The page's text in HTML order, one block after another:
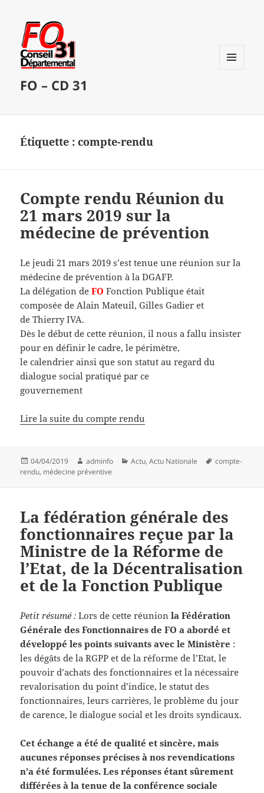
FO – CD 31
Étiquette :compte-rendu
Compte rendu Réunion du
21 mars 2019 sur la
médecine de prévention
Le jeudi 21 mars 2019 s’est tenue une réunion sur la
médecine de prévention à la DGAFP.
La délégation deFO Fonction Publique était
composée de Alain Mateuil, Gilles Gadier et
de Thierry IVA.
Dès le début de cette réunion, il nous a fallu insister
pour en définir le cadre, le périmètre,
le calendrier ainsi que son statut au regard du
dialogue social pratiqué par ce
gouvernement
Lire la suite du compte rendu
Publié
le
04/04/2019 Auteur
adminfo Catégories
Actu,Actu Nationale
Mots-
compte-
rendu, médecine préventive
La fédération générale des
fonctionnaires reçue par la
Ministre de la Réforme de
l’Etat, de la Décentralisation
et de la Fonction Publique
Petit résumé : Lors de cette réunionla Fédération
Générale des Fonctionnaires de FO a abordé et
développé les points suivants avec le Ministère :
les dégâts de la RGPP et de la réforme de l’Etat, le
pouvoir d’achats des fonctionnaires et la nécessaire
revalorisation du point d’indice, le statut des
fonctionnaires, leurs carrières, le problème du jour
de carence, le dialogue social et les droits syndicaux.
Cet échange a été de qualité et sincère, mais
aucunes réponses précises à nos revendications
n’a été formulées. Les réponses étant sûrement
différées à la tenue de la conférence sociale